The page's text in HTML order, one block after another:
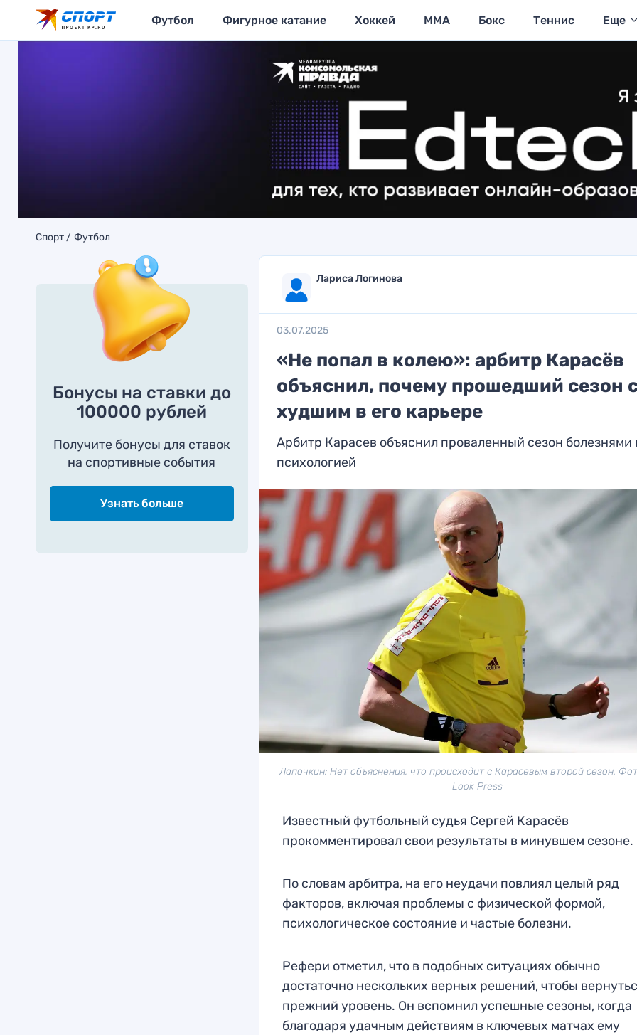
Футбол Фигурное катание Хоккей MMA Бокс Теннис Еще
Спорт Футбол
Бонусы на ставки до
100000 рублей
Получите бонусы для ставок
на спортивные события
Узнать больше
Лариса Логинова
03.07.2025
«Не попал в колею»: арбитр Карасёв
объяснил, почему прошедший сезон
худшим в его карьере
Арбитр Карасев объяснил проваленный сезон болезнями
психологией
Лапочкин: Нет объяснения, что происходит с Карасевым второй сезон.
Look Press
Известный футбольный судья Сергей Карасёв
прокомментировал свои результаты в минувшем сезоне.
По словам арбитра, на его неудачи повлиял целый ряд
факторов, включая проблемы с физической формой,
психологическое состояние и частые болезни.
Рефери отметил, что в подобных ситуациях обычно
достаточно нескольких верных решений, чтобы
прежний уровень. Он вспомнил успешные сезоны, когда
благодаря удачным действиям в ключевых матчах ему